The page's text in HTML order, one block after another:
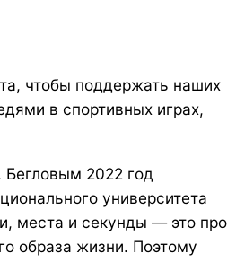
чтобы поддержать наших
в спортивных играх,
2022 год
университета
места и секунды — это про
образа жизни. Поэтому